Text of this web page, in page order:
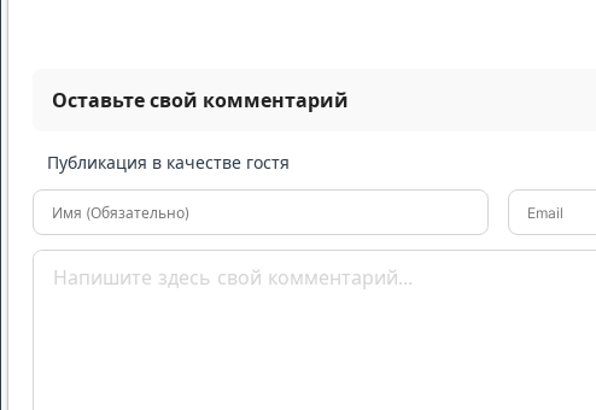
Оставьте свой комментарий
Публикация в качестве гостя
Имя (Обязательно) Email